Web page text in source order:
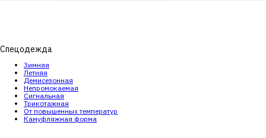
Спецодежда
Зимняя
Летняя
Демисезонная
Непромокаемая
Сигнальная
Трикотажная
От повышенных температур
Камуфляжная форма